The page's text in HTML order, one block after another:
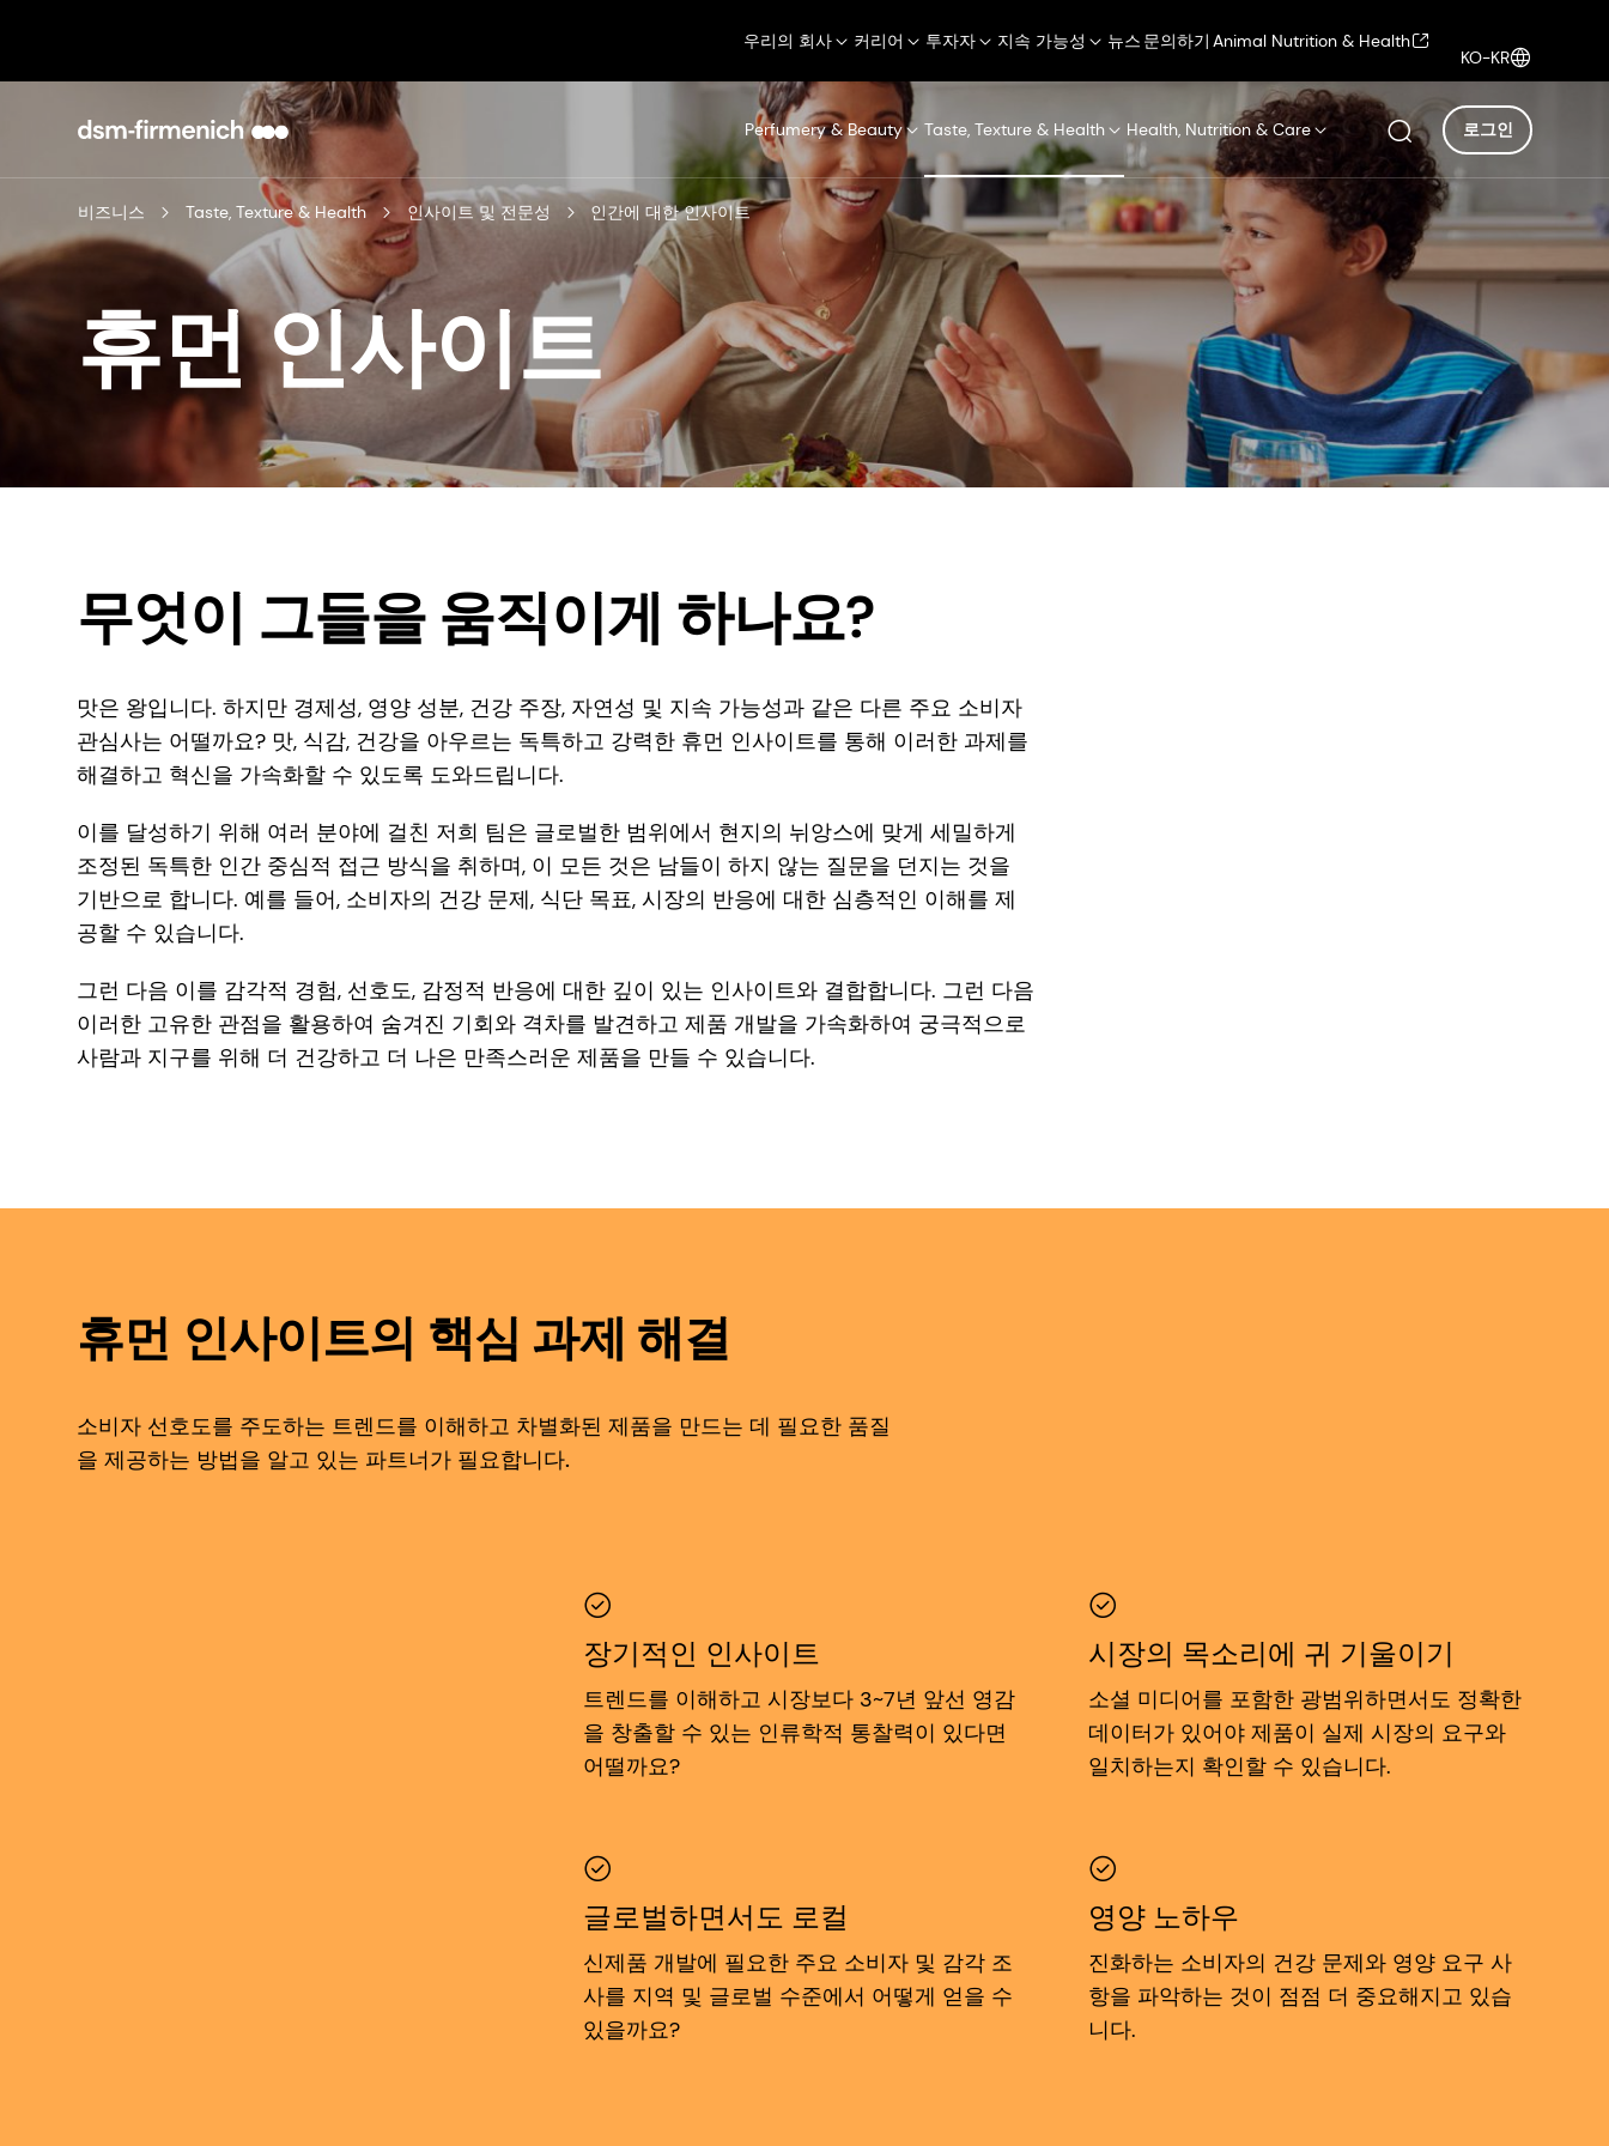
우리의 회사 커리어 투자자 지속 가능성 뉴스 문의하기 Animal Nutrition & Health
KO-KR
Perfumery & Beauty Taste, Texture & Health Health, Nutrition & Care 로그인
비즈니스 Taste, Texture & Health 인사이트 및 전문성 인간에 대한 인사이트
휴먼 인사이트
무엇이 그들을 움직이게 하나요?
맛은 왕입니다. 하지만 경제성, 영양 성분, 건강 주장, 자연성 및 지속 가능성과 같은 다른 주요 소비자
관심사는 어떨까요? 맛, 식감, 건강을 아우르는 독특하고 강력한 휴먼 인사이트를 통해 이러한 과제를
해결하고 혁신을 가속화할 수 있도록 도와드립니다.
이를 달성하기 위해 여러 분야에 걸친 저희 팀은 글로벌한 범위에서 현지의 뉘앙스에 맞게 세밀하게
조정된 독특한 인간 중심적 접근 방식을 취하며, 이 모든 것은 남들이 하지 않는 질문을 던지는 것을
기반으로 합니다. 예를 들어, 소비자의 건강 문제, 식단 목표, 시장의 반응에 대한 심층적인 이해를 제
공할 수 있습니다.
그런 다음 이를 감각적 경험, 선호도, 감정적 반응에 대한 깊이 있는 인사이트와 결합합니다. 그런 다음
이러한 고유한 관점을 활용하여 숨겨진 기회와 격차를 발견하고 제품 개발을 가속화하여 궁극적으로
사람과 지구를 위해 더 건강하고 더 나은 만족스러운 제품을 만들 수 있습니다.
휴먼 인사이트의 핵심 과제 해결
소비자 선호도를 주도하는 트렌드를 이해하고 차별화된 제품을 만드는 데 필요한 품질
을 제공하는 방법을 알고 있는 파트너가 필요합니다.
장기적인 인사이트
트렌드를 이해하고 시장보다 3~7년 앞선 영감
을 창출할 수 있는 인류학적 통찰력이 있다면
어떨까요?
시장의 목소리에 귀 기울이기
소셜 미디어를 포함한 광범위하면서도 정확한
데이터가 있어야 제품이 실제 시장의 요구와
일치하는지 확인할 수 있습니다.
글로벌하면서도 로컬
신제품 개발에 필요한 주요 소비자 및 감각 조
사를 지역 및 글로벌 수준에서 어떻게 얻을 수
있을까요?
영양 노하우
진화하는 소비자의 건강 문제와 영양 요구 사
항을 파악하는 것이 점점 더 중요해지고 있습
니다.